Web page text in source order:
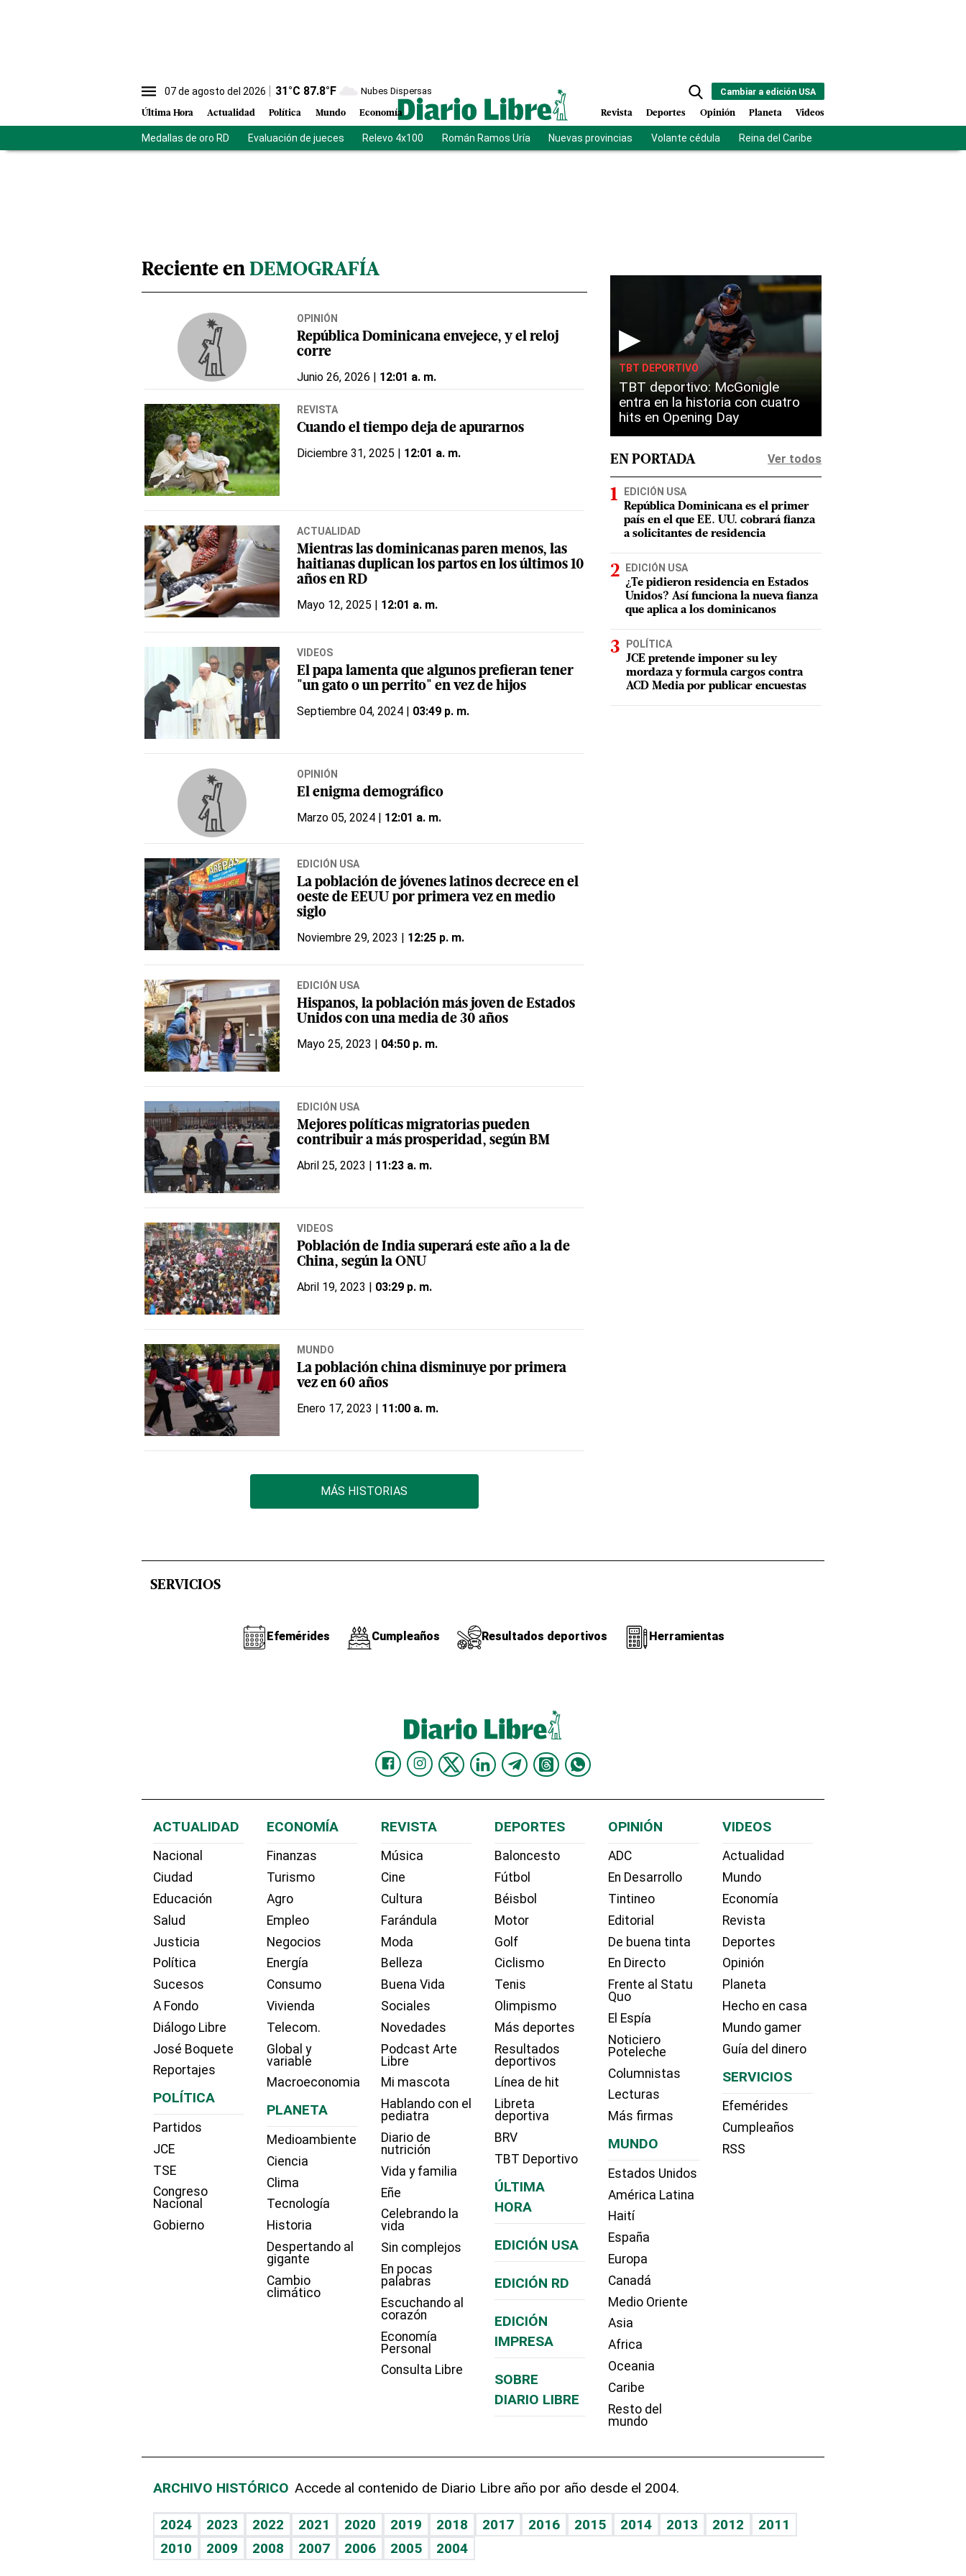
07 de agosto del 2026 31 °C 87.8°F Nubes Dispersas
Última Hora Actualidad Política Mundo Economía
Cambiar a edición USA
Revista Deportes Opinión Planeta Videos
Medallas de oro RD Evaluación de jueces Relevo 4x100 Román Ramos Uría Nuevas provincias Volante cédula Reina del Caribe
Reciente en DEMOGRAFÍA
OPINIÓN
República Dominicana envejece, y el reloj
corre
Junio 26, 2026 | 12:01 a. m.
REVISTA
Cuando el tiempo deja de apurarnos
Diciembre 31, 2025 | 12:01 a. m.
ACTUALIDAD
Mientras las dominicanas paren menos, las
haitianas duplican los partos en los últimos 10
años en RD
Mayo 12, 2025 | 12:01 a. m.
VIDEOS
El papa lamenta que algunos prefieran tener
"un gato o un perrito" en vez de hijos
Septiembre 04, 2024 | 03:49 p. m.
OPINIÓN
El enigma demográfico
Marzo 05, 2024 | 12:01 a. m.
EDICIÓN USA
La población de jóvenes latinos decrece en el
oeste de EEUU por primera vez en medio
siglo
Noviembre 29, 2023 | 12:25 p. m.
EDICIÓN USA
Hispanos, la población más joven de Estados
Unidos con una media de 30 años
Mayo 25, 2023 | 04:50 p. m.
EDICIÓN USA
Mejores políticas migratorias pueden
contribuir a más prosperidad, según BM
Abril 25, 2023 | 11:23 a. m.
VIDEOS
Población de India superará este año a la de
China, según la ONU
Abril 19, 2023 | 03:29 p. m.
MUNDO
La población china disminuye por primera
vez en 60 años
Enero 17, 2023 | 11:00 a. m.
MÁS HISTORIAS
▶
TBT DEPORTIVO
TBT deportivo: McGonigle
entra en la historia con cuatro
hits en Opening Day
EN PORTADA Ver todos
EDICIÓN USA
República Dominicana es el primer
país en el que EE. UU. cobrará fianza
a solicitantes de residencia
EDICIÓN USA
¿Te pidieron residencia en Estados
Unidos? Así funciona la nueva fianza
que aplica a los dominicanos
POLÍTICA
JCE pretende imponer su ley
mordaza y formula cargos contra
ACD Media por publicar encuestas
SERVICIOS
Efemérides Cumpleaños Resultados deportivos Herramientas
ACTUALIDAD
Nacional
Ciudad
Educación
Salud
Justicia
Política
Sucesos
A Fondo
Diálogo Libre
José Boquete
Reportajes
POLÍTICA
Partidos
JCE
TSE
Congreso
Nacional
Gobierno
ECONOMÍA
Finanzas
Turismo
Agro
Empleo
Negocios
Energía
Consumo
Vivienda
Telecom.
Global y
variable
Macroeconomia
PLANETA
Medioambiente
Ciencia
Clima
Tecnología
Historia
Despertando al
gigante
Cambio
climático
REVISTA
Música
Cine
Cultura
Farándula
Moda
Belleza
Buena Vida
Sociales
Novedades
Podcast Arte
Libre
Mi mascota
Hablando con el
pediatra
Diario de
nutrición
Vida y familia
Eñe
Celebrando la
vida
Sin complejos
En pocas
palabras
Escuchando al
corazón
Economía
Personal
Consulta Libre
DEPORTES
Baloncesto
Fútbol
Béisbol
Motor
Golf
Ciclismo
Tenis
Olimpismo
Más deportes
Resultados
deportivos
Línea de hit
Libreta
deportiva
BRV
TBT Deportivo
ÚLTIMA
HORA
EDICIÓN USA
EDICIÓN RD
EDICIÓN
IMPRESA
SOBRE
DIARIO LIBRE
OPINIÓN
ADC
En Desarrollo
Tintineo
Editorial
De buena tinta
En Directo
Frente al Statu
Quo
El Espía
Noticiero
Poteleche
Columnistas
Lecturas
Más firmas
MUNDO
Estados Unidos
América Latina
Haití
España
Europa
Canadá
Medio Oriente
Asia
Africa
Oceania
Caribe
Resto del
mundo
VIDEOS
Actualidad
Mundo
Economía
Revista
Deportes
Opinión
Planeta
Hecho en casa
Mundo gamer
Guía del dinero
SERVICIOS
Efemérides
Cumpleaños
RSS
ARCHIVO HISTÓRICO Accede al contenido de Diario Libre año por año desde el 2004.
2024 2023 2022 2021 2020 2019 2018 2017 2016 2015 2014 2013 2012
2011
2010
2009 2008 2007 2006 2005 2004